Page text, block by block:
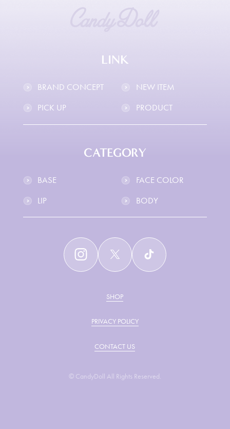
LINK
BRAND CONCEPT
NEW ITEM
PICK UP
PRODUCT
CATEGORY
BASE
FACE COLOR
LIP
BODY
SHOP
PRIVACY POLICY
CONTACT US
© CandyDoll All Rights Reserved.